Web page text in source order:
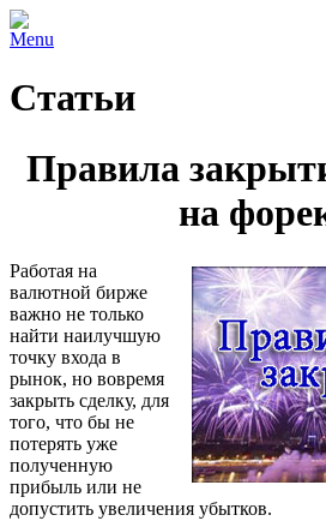
Menu
Статьи
Правила
на
Работая на
валютной бирже
важно не только
найти наилучшую
точку входа в
рынок, но вовремя
закрыть сделку, для
того, что бы не
потерять уже
полученную
прибыль или не
допустить увеличения убытков.